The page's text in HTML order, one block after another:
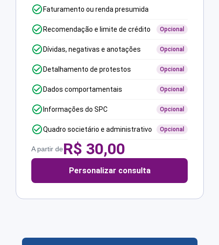
Faturamento ou renda presumida
Recomendação e limite de crédito Opcional
Dívidas, negativas e anotações Opcional
Detalhamento de protestos Opcional
Dados comportamentais Opcional
Informações do SPC Opcional
Quadro societário e administrativo Opcional
A partir deR$ 30,00
Personalizar consulta